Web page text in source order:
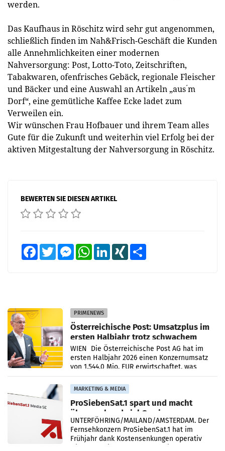
werden.
Das Kaufhaus in Röschitz wird sehr gut angenommen,
schließlich finden im Nah&Frisch-Geschäft die Kunden
alle Annehmlichkeiten einer modernen
Nahversorgung: Post, Lotto-Toto, Zeitschriften,
Tabakwaren, ofenfrisches Gebäck, regionale Fleischer
und Bäcker und eine Auswahl an Artikeln „aus ́m
Dorf“, eine gemütliche Kaffee Ecke ladet zum
Verweilen ein.
Wir wünschen Frau Hofbauer und ihrem Team alles
Gute für die Zukunft und weiterhin viel Erfolg bei der
aktiven Mitgestaltung der Nahversorgung in Röschitz.
BEWERTEN SIE DIESEN ARTIKEL
FacebookTwitter MessengerWhatsAppLinkedInXING
PRIMENEWS
Österreichische Post: Umsatzplus im
ersten Halbjahr trotz schwachem
Briefgeschäft
WIEN Die Österreichische Post AG hat im
ersten Halbjahr 2026 einen Konzernumsatz
von 1.544,0 Mio. EUR erwirtschaftet, was
einem Plus von 3,8 Prozent gegenüber dem
Vergleichszeitraum
MARKETING & MEDIA
ProSiebenSat.1 spart und macht
überraschend viel Gewinn
UNTERFÖHRING/MAILAND/AMSTERDAM. Der
Fernsehkonzern ProSiebenSat.1 hat im
Frühjahr dank Kostensenkungen operativ